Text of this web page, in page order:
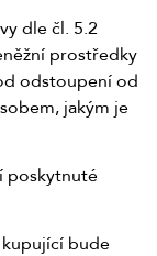
dle čl. 5.2
prostředky
odstoupení od
jakým je
poskytnuté
bude